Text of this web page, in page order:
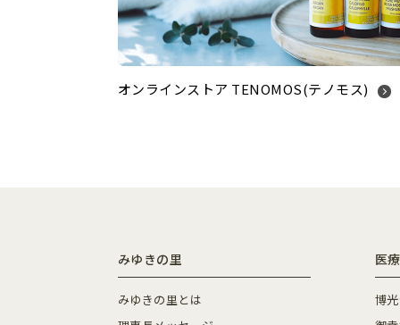
オンラインストア TENOMOS(テノモス)
みゆきの里
みゆきの里とは
医
博